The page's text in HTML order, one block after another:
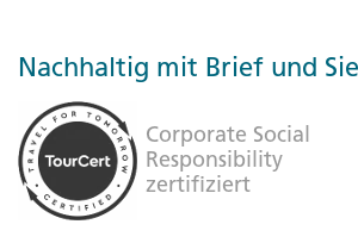
Nachhaltig mit Brief und